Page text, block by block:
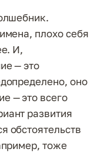
плохо себя
И,
— это
оно
— это всего
развития
обстоятельств
тоже